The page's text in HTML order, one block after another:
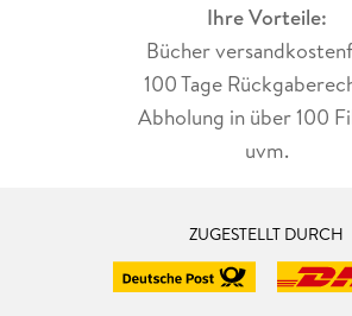
Ihre Vorteile:
Bücher
100 Tage
Abholung in über 100
uvm.
ZUGESTELLT DURCH